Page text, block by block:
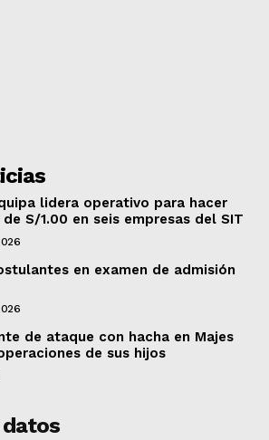
lidera operativo para hacer
S/1.00 en seis empresas del SIT
en examen de admisión
de ataque con hacha en Majes
de sus hijos
datos